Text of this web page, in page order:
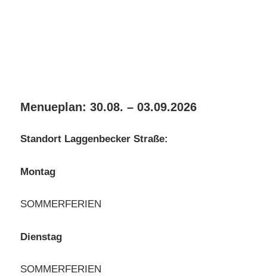
Menueplan: 30.08. – 03.09.2026
Standort Laggenbecker Straße:
Montag
SOMMERFERIEN
Dienstag
SOMMERFERIEN